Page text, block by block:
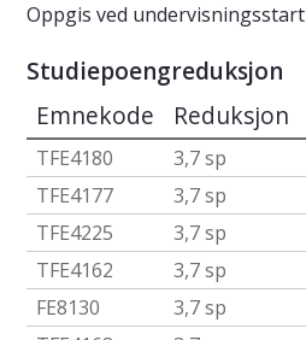
Oppgis ved undervisningsstart
Studiepoengreduksjon
Emnekode Reduksjon
TFE4180 3,7 sp
TFE4177
3,7 sp
TFE4225
3,7 sp
TFE4162
3,7 sp
FE8130
3,7 sp